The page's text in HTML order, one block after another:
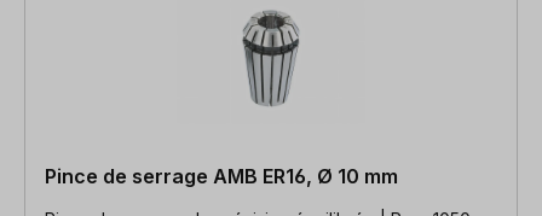
Pince de serrage AMB ER16, Ø 10 mm